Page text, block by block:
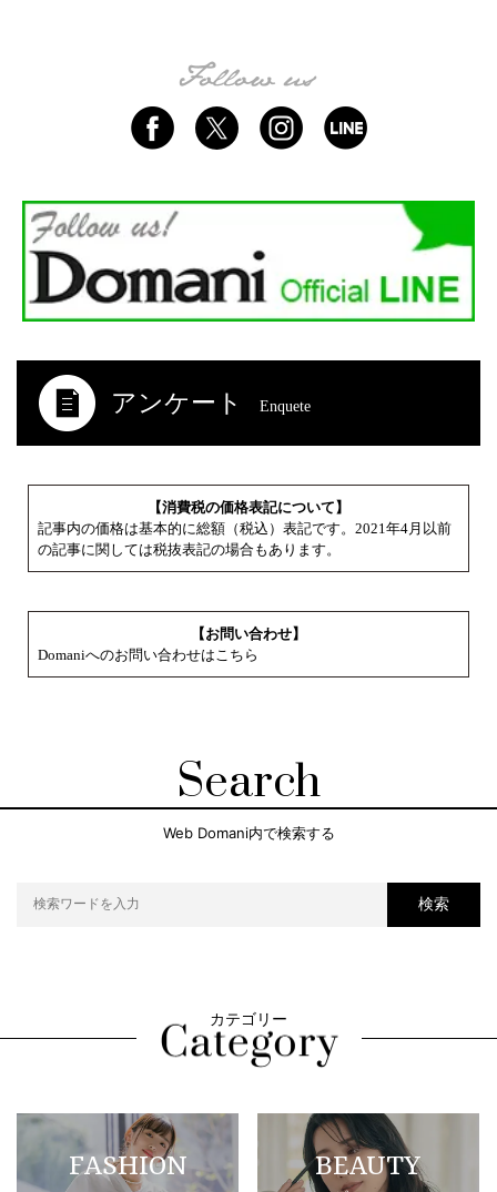
アンケート Enquete
【消費税の価格表記について】
記事内の価格は基本的に総額（税込）表記です。2021年4月以前
の記事に関しては税抜表記の場合もあります。
【お問い合わせ】
Domaniへのお問い合わせはこちら
Search
Web Domani内で検索する
検索
カテゴリー
FASHION BEAUTY